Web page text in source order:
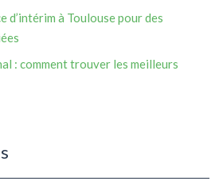
d’intérim à Toulouse pour des
: comment trouver les meilleurs